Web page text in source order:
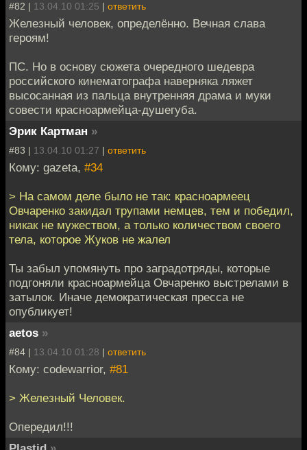
#82 | 13.04.10 01:25 | ответить
Железный человек, определённо. Вечная слава
героям!
ПС. Но в основу сюжета очередного шедевра
российского кинематографа наверняка ляжет
высосанная из пальца внутренняя драма и муки
совести красноармейца-душегуба.
Эрик Картман »
#83 | 13.04.10 01:27 | ответить
Кому: gazeta, #34
> На самом деле было не так: красноармеец
Овчаренко закидал трупами немцев, тем и победил,
никак не мужеством, а только количеством своего
тела, которое Жуков не жалел
Ты забыл упомянуть про заградотряды, которые
подгоняли красноармейца Овчаренко выстрелами в
затылок. Иначе демократическая пресса не
опубликует!
aetos »
#84 | 13.04.10 01:28 | ответить
Кому: codewarrior, #81
> Железный Человек.
Опередил!!!